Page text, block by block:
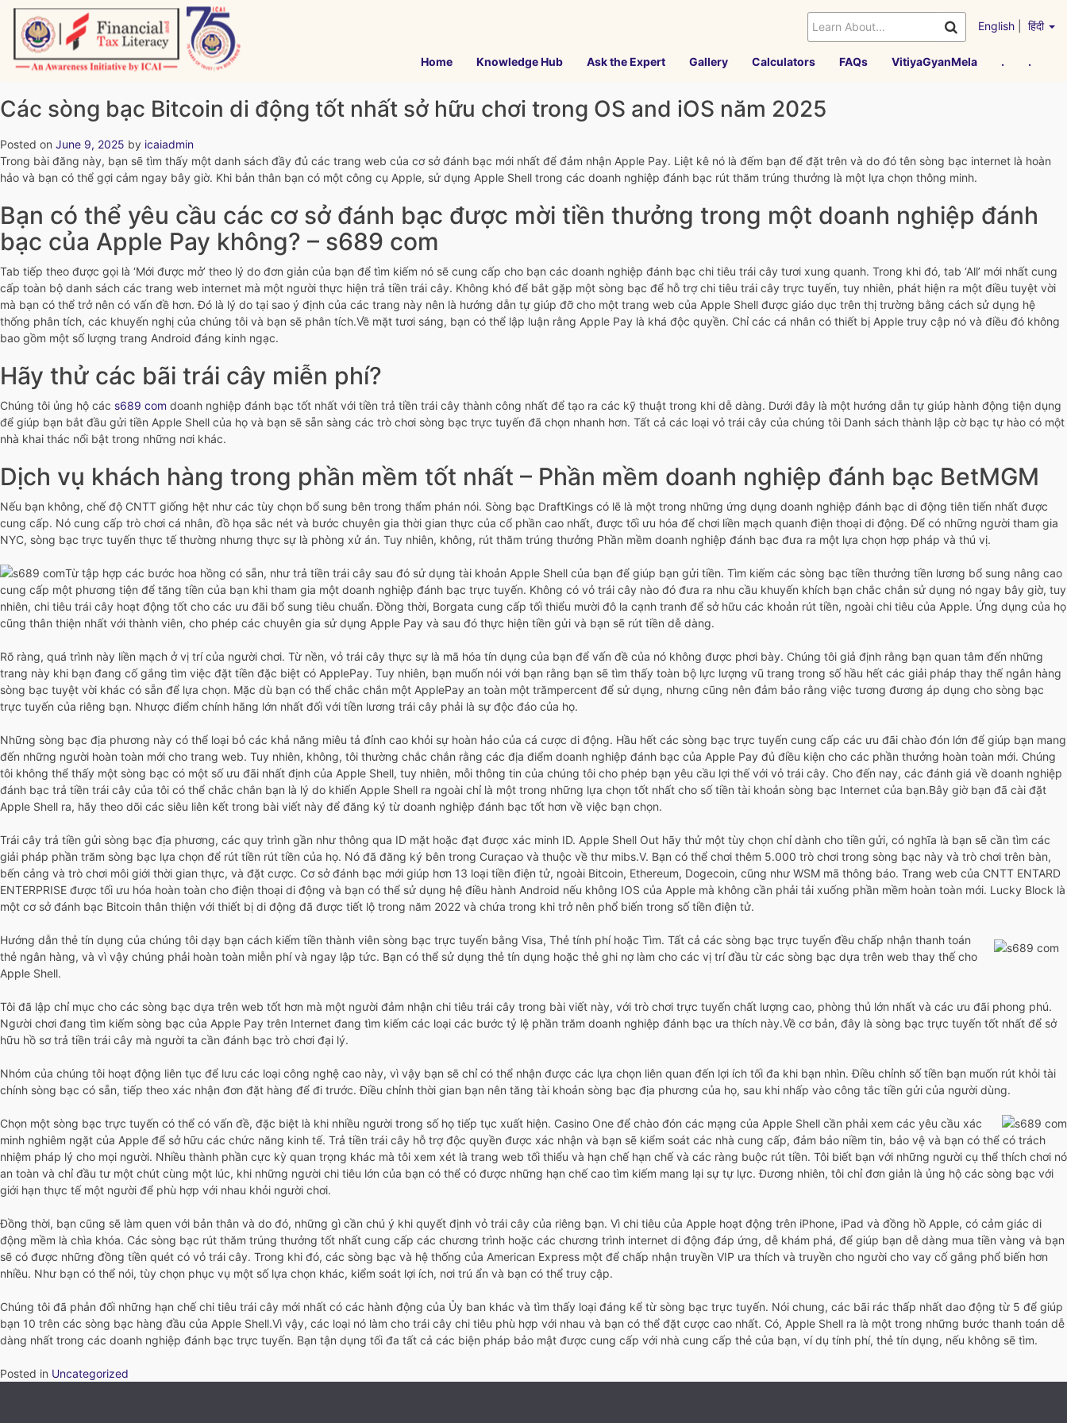
Skip
content
English हिंदी
Home Knowledge Hub Ask the Expert Gallery Calculators FAQs VitiyaGyanMela . .
Các sòng bạc Bitcoin di động tốt nhất sở hữu chơi trong OS and iOS năm 2025
Posted on June 9, 2025 by icaiadmin
Trong bài đăng này, bạn sẽ tìm thấy một danh sách đầy đủ các trang web của cơ sở đánh bạc mới nhất để đảm nhận Apple Pay. Liệt kê nó là đếm bạn để đặt trên và do đó tên sòng bạc internet là hoàn
hảo và bạn có thể gợi cảm ngay bây giờ. Khi bản thân bạn có một công cụ Apple, sử dụng Apple Shell trong các doanh nghiệp đánh bạc rút thăm trúng thưởng là một lựa chọn thông minh.
Bạn có thể yêu cầu các cơ sở đánh bạc được mời tiền thưởng trong một doanh nghiệp đánh
bạc của Apple Pay không? – s689 com
Tab tiếp theo được gọi là ‘Mới được mở’ theo lý do đơn giản của bạn để tìm kiếm nó sẽ cung cấp cho bạn các doanh nghiệp đánh bạc chi tiêu trái cây tươi xung quanh. Trong khi đó, tab ‘All’ mới nhất cung
cấp toàn bộ danh sách các trang web internet mà một người thực hiện trả tiền trái cây. Không khó để bắt gặp một sòng bạc để hỗ trợ chi tiêu trái cây trực tuyến, tuy nhiên, phát hiện ra một điều tuyệt vời
mà bạn có thể trở nên có vấn đề hơn. Đó là lý do tại sao ý định của các trang này nên là hướng dẫn tự giúp đỡ cho một trang web của Apple Shell được giáo dục trên thị trường bằng cách sử dụng hệ
thống phân tích, các khuyến nghị của chúng tôi và bạn sẽ phân tích.Về mặt tươi sáng, bạn có thể lập luận rằng Apple Pay là khá độc quyền. Chỉ các cá nhân có thiết bị Apple truy cập nó và điều đó không
bao gồm một số lượng trang Android đáng kinh ngạc.
Hãy thử các bãi trái cây miễn phí?
Chúng tôi ủng hộ các s689 com doanh nghiệp đánh bạc tốt nhất với tiền trả tiền trái cây thành công nhất để tạo ra các kỹ thuật trong khi dễ dàng. Dưới đây là một hướng dẫn tự giúp hành động tiện dụng
để giúp bạn bắt đầu gửi tiền Apple Shell của họ và bạn sẽ sẵn sàng các trò chơi sòng bạc trực tuyến đã chọn nhanh hơn. Tất cả các loại vỏ trái cây của chúng tôi Danh sách thành lập cờ bạc tự hào có một
nhà khai thác nổi bật trong những nơi khác.
Dịch vụ khách hàng trong phần mềm tốt nhất – Phần mềm doanh nghiệp đánh bạc BetMGM
Nếu bạn không, chế độ CNTT giống hệt như các tùy chọn bổ sung bên trong thẩm phán nói. Sòng bạc DraftKings có lẽ là một trong những ứng dụng doanh nghiệp đánh bạc di động tiên tiến nhất được
cung cấp. Nó cung cấp trò chơi cá nhân, đồ họa sắc nét và bước chuyên gia thời gian thực của cổ phần cao nhất, được tối ưu hóa để chơi liền mạch quanh điện thoại di động. Để có những người tham gia
NYC, sòng bạc trực tuyến thực tế thường nhưng thực sự là phòng xử án. Tuy nhiên, không, rút ​​thăm trúng thưởng Phần mềm doanh nghiệp đánh bạc đưa ra một lựa chọn hợp pháp và thú vị.
Từ tập hợp các bước hoa hồng có sẵn, như trả tiền trái cây sau đó sử dụng tài khoản Apple Shell của bạn để giúp bạn gửi tiền. Tìm kiếm các sòng bạc tiền thưởng tiền lương bổ sung nâng cao
cung cấp một phương tiện để tăng tiền của bạn khi tham gia một doanh nghiệp đánh bạc trực tuyến. Không có vỏ trái cây nào đó đưa ra nhu cầu khuyến khích bạn chắc chắn sử dụng nó ngay bây giờ, tuy
nhiên, chi tiêu trái cây hoạt động tốt cho các ưu đãi bổ sung tiêu chuẩn. Đồng thời, Borgata cung cấp tối thiểu mười đô la cạnh tranh để sở hữu các khoản rút tiền, ngoài chi tiêu của Apple. Ứng dụng của họ
cũng thân thiện nhất với thành viên, cho phép các chuyên gia sử dụng Apple Pay và sau đó thực hiện tiền gửi và bạn sẽ rút tiền dễ dàng.
Rõ ràng, quá trình này liền mạch ở vị trí của người chơi. Từ nền, vỏ trái cây thực sự là mã hóa tín dụng của bạn để vấn đề của nó không được phơi bày. Chúng tôi giả định rằng bạn quan tâm đến những
trang này khi bạn đang cố gắng tìm việc đặt tiền đặc biệt có ApplePay. Tuy nhiên, bạn muốn nói với bạn rằng bạn sẽ tìm thấy toàn bộ lực lượng vũ trang trong số hầu hết các giải pháp thay thế ngân hàng
sòng bạc tuyệt vời khác có sẵn để lựa chọn. Mặc dù bạn có thể chắc chắn một ApplePay an toàn một trămpercent để sử dụng, nhưng cũng nên đảm bảo rằng việc tương đương áp dụng cho sòng bạc
trực tuyến của riêng bạn. Nhược điểm chính hãng lớn nhất đối với tiền lương trái cây phải là sự độc đáo của họ.
Những sòng bạc địa phương này có thể loại bỏ các khả năng miêu tả đỉnh cao khỏi sự hoàn hảo của cá cược di động. Hầu hết các sòng bạc trực tuyến cung cấp các ưu đãi chào đón lớn để giúp bạn mang
đến những người hoàn toàn mới cho trang web. Tuy nhiên, không, tôi thường chắc chắn rằng các địa điểm doanh nghiệp đánh bạc của Apple Pay đủ điều kiện cho các phần thưởng hoàn toàn mới. Chúng
tôi không thể thấy một sòng bạc có một số ưu đãi nhất định của Apple Shell, tuy nhiên, mỗi thông tin của chúng tôi cho phép bạn yêu cầu lợi thế với vỏ trái cây. Cho đến nay, các đánh giá về doanh nghiệp
đánh bạc trả tiền trái cây của tôi có thể chắc chắn bạn là lý do khiến Apple Shell ra ngoài chỉ là một trong những lựa chọn tốt nhất cho số tiền tài khoản sòng bạc Internet của bạn.Bây giờ bạn đã cài đặt
Apple Shell ra, hãy theo dõi các siêu liên kết trong bài viết này để đăng ký từ doanh nghiệp đánh bạc tốt hơn về việc bạn chọn.
Trái cây trả tiền gửi sòng bạc địa phương, các quy trình gần như thông qua ID mặt hoặc đạt được xác minh ID. Apple Shell Out hãy thử một tùy chọn chỉ dành cho tiền gửi, có nghĩa là bạn sẽ cần tìm các
giải pháp phần trăm sòng bạc lựa chọn để rút tiền rút tiền của họ. Nó đã đăng ký bên trong Curaçao và thuộc về thư mibs.V. Bạn có thể chơi thêm 5.000 trò chơi trong sòng bạc này và trò chơi trên bàn,
bến cảng và trò chơi môi giới thời gian thực, và đặt cược. Cơ sở đánh bạc mới giúp hơn 13 loại tiền điện tử, ngoài Bitcoin, Ethereum, Dogecoin, cũng như WSM mã thông báo. Trang web của CNTT ENTARD
ENTERPRISE được tối ưu hóa hoàn toàn cho điện thoại di động và bạn có thể sử dụng hệ điều hành Android nếu không IOS của Apple mà không cần phải tải xuống phần mềm hoàn toàn mới. Lucky Block là
một cơ sở đánh bạc Bitcoin thân thiện với thiết bị di động đã được tiết lộ trong năm 2022 và chứa trong khi trở nên phổ biến trong số tiền điện tử.
Hướng dẫn thẻ tín dụng của chúng tôi dạy bạn cách kiếm tiền thành viên sòng bạc trực tuyến bằng Visa, Thẻ tính phí hoặc Tìm. Tất cả các sòng bạc trực tuyến đều chấp nhận thanh toán
thẻ ngân hàng, và vì vậy chúng phải hoàn toàn miễn phí và ngay lập tức. Bạn có thể sử dụng thẻ tín dụng hoặc thẻ ghi nợ làm cho các vị trí đầu từ các sòng bạc dựa trên web thay thế cho
Apple Shell.
Tôi đã lập chỉ mục cho các sòng bạc dựa trên web tốt hơn mà một người đảm nhận chi tiêu trái cây trong bài viết này, với trò chơi trực tuyến chất lượng cao, phòng thủ lớn nhất và các ưu đãi phong phú.
Người chơi đang tìm kiếm sòng bạc của Apple Pay trên Internet đang tìm kiếm các loại các bước tỷ lệ phần trăm doanh nghiệp đánh bạc ưa thích này.Về cơ bản, đây là sòng bạc trực tuyến tốt nhất để sở
hữu hồ sơ trả tiền trái cây mà người ta cần đánh bạc trò chơi đại lý.
Nhóm của chúng tôi hoạt động liên tục để lưu các loại công nghệ cao này, vì vậy bạn sẽ chỉ có thể nhận được các lựa chọn liên quan đến lợi ích tối đa khi bạn nhìn. Điều chỉnh số tiền bạn muốn rút khỏi tài
chính sòng bạc có sẵn, tiếp theo xác nhận đơn đặt hàng để đi trước. Điều chỉnh thời gian bạn nên tăng tài khoản sòng bạc địa phương của họ, sau khi nhấp vào công tắc tiền gửi của người dùng.
Chọn một sòng bạc trực tuyến có thể có vấn đề, đặc biệt là khi nhiều người trong số họ tiếp tục xuất hiện. Casino One để chào đón các mạng của Apple Shell cần phải xem các yêu cầu xác
minh nghiêm ngặt của Apple để sở hữu các chức năng kinh tế. Trả tiền trái cây hỗ trợ độc quyền được xác nhận và bạn sẽ kiểm soát các nhà cung cấp, đảm bảo niềm tin, bảo vệ và bạn có thể có trách
nhiệm pháp lý cho mọi người. Nhiều thành phần cực kỳ quan trọng khác mà tôi xem xét là trang web tối thiểu và hạn chế hạn chế và các ràng buộc rút tiền. Tôi biết bạn với những người cụ thể thích chơi nó
an toàn và chỉ đầu tư một chút cùng một lúc, khi những người chi tiêu lớn của bạn có thể có được những hạn chế cao tìm kiếm mang lại sự tự lực. Đương nhiên, tôi chỉ đơn giản là ủng hộ các sòng bạc với
giới hạn thực tế một người để phù hợp với nhau khỏi người chơi.
Đồng thời, bạn cũng sẽ làm quen với bản thân và do đó, những gì cần chú ý khi quyết định vỏ trái cây của riêng bạn. Vì chi tiêu của Apple hoạt động trên iPhone, iPad và đồng hồ Apple, có cảm giác di
động mềm là chìa khóa. Các sòng bạc rút thăm trúng thưởng tốt nhất cung cấp các chương trình hoặc các chương trình internet di động đáp ứng, dễ khám phá, để giúp bạn dễ dàng mua tiền vàng và bạn
sẽ có được những đồng tiền quét có vỏ trái cây. Trong khi đó, các sòng bạc và hệ thống của American Express một để chấp nhận truyền VIP ưa thích và truyền cho người cho vay cố gắng phổ biến hơn
nhiều. Như bạn có thể nói, tùy chọn phục vụ một số lựa chọn khác, kiểm soát lợi ích, nơi trú ẩn và bạn có thể truy cập.
Chúng tôi đã phản đối những hạn chế chi tiêu trái cây mới nhất có các hành động của Ủy ban khác và tìm thấy loại đáng kể từ sòng bạc trực tuyến. Nói chung, các bãi rác thấp nhất dao động từ 5 để giúp
bạn 10 trên các sòng bạc hàng đầu của Apple Shell.Vì vậy, các loại nó làm cho trái cây chi tiêu phù hợp với nhau và bạn có thể đặt cược cao nhất. Có, Apple Shell ra là một trong những bước thanh toán dễ
dàng nhất trong các doanh nghiệp đánh bạc trực tuyến. Bạn tận dụng tối đa tất cả các biện pháp bảo mật được cung cấp với nhà cung cấp thẻ của bạn, ví dụ tính phí, thẻ tín dụng, nếu không sẽ tìm.
Posted in Uncategorized